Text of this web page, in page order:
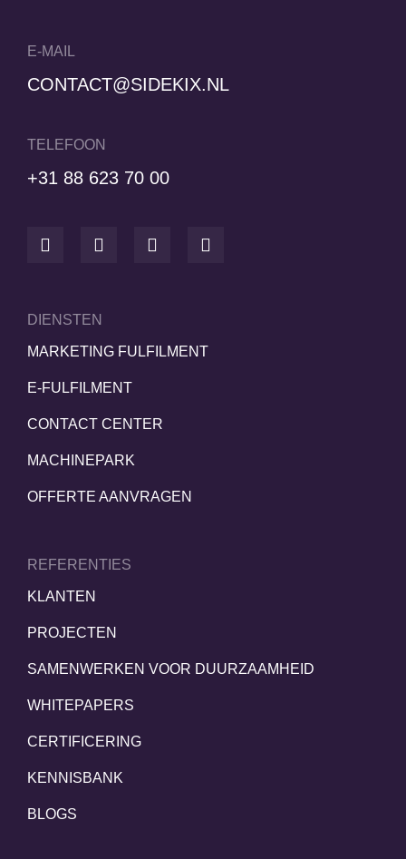
E-MAIL
CONTACT@SIDEKIX.NL
TELEFOON
+31 88 623 70 00
DIENSTEN
MARKETING FULFILMENT
E-FULFILMENT
CONTACT CENTER
MACHINEPARK
OFFERTE AANVRAGEN
REFERENTIES
KLANTEN
PROJECTEN
SAMENWERKEN VOOR DUURZAAMHEID
WHITEPAPERS
CERTIFICERING
KENNISBANK
BLOGS